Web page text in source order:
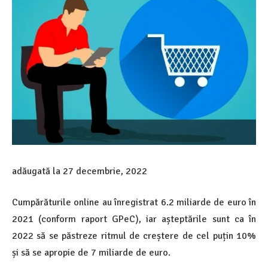
adăugată la 27 decembrie, 2022
Cumpărăturile online au înregistrat 6.2 miliarde de euro în
2021 (conform raport GPeC), iar așteptările sunt ca în
2022 să se păstreze ritmul de creștere de cel puțin 10%
și să se apropie de 7 miliarde de euro.